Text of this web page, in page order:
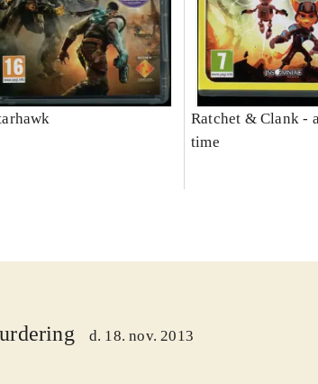
Ratchet & Clank -
time
d. 18. nov. 2013